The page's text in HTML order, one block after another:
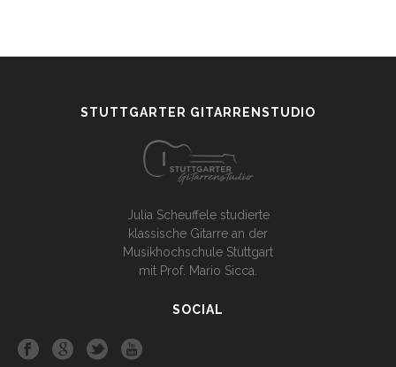
STUTTGARTER GITARRENSTUDIO
Julia Scheuffele studierte
klassische Gitarre an der
Musikhochschule Stuttgart
mit Prof. Mario Sicca.
SOCIAL